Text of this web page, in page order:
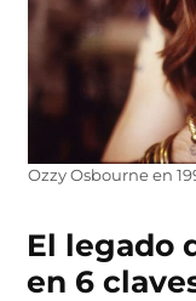
Ozzy Osbourne en
El legado
en 6